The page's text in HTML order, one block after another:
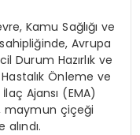
Kamu Sağlığı ve
Avrupa
Durum Hazırlık ve
Önleme ve
Ajansı (EMA)
maymun çiçeği